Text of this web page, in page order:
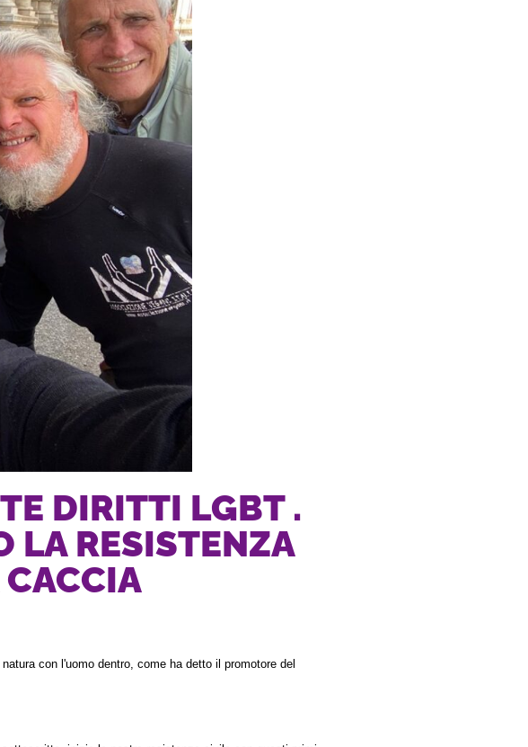
DIRITTI LGBT .
LA RESISTENZA
con l'uomo dentro, come ha detto il promotore del